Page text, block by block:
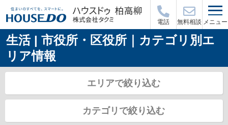
電話 無料相談 メニュー
生活 | 市役所・区役所｜カテゴリ別エ
リア情報
エリアで絞り込む
カテゴリで絞り込む